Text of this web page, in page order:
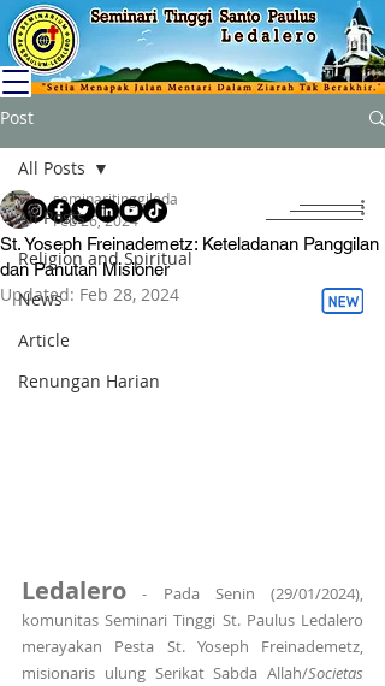
Post
All Posts
Religion and Spiritual
News
Article
Renungan Harian
All Posts
St. Yoseph Freinademetz: Keteladanan Panggilan
dan Panutan Misioner
seminaritinggileda
Feb 26, 2024
Updated: Feb 28, 2024
Ledalero - Pada Senin (29/01/2024),
komunitas Seminari Tinggi St. Paulus Ledalero
merayakan Pesta St. Yoseph Freinademetz,
misionaris ulung Serikat Sabda Allah/Societas